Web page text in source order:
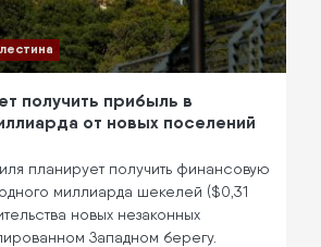
получить прибыль в
от новых поселений
планирует получить финансовую
миллиарда шекелей ($0,31
новых незаконных
Западном берегу.